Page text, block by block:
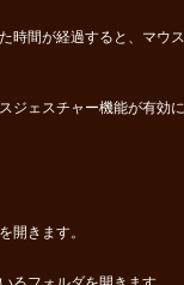
時間が経過すると、マ
ジェスチャー機能が有効
開きます。